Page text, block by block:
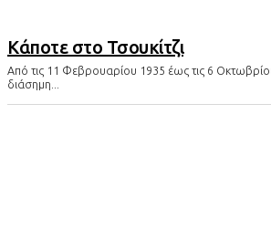
Κάποτε στο Τσουκίτζι
Από τις 11 Φεβρουαρίου 1935 έως τις 6
διάσημη...